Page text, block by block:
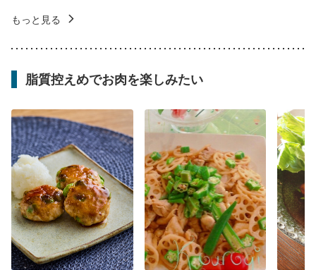
もっと見る
脂質控えめでお肉を楽しみたい